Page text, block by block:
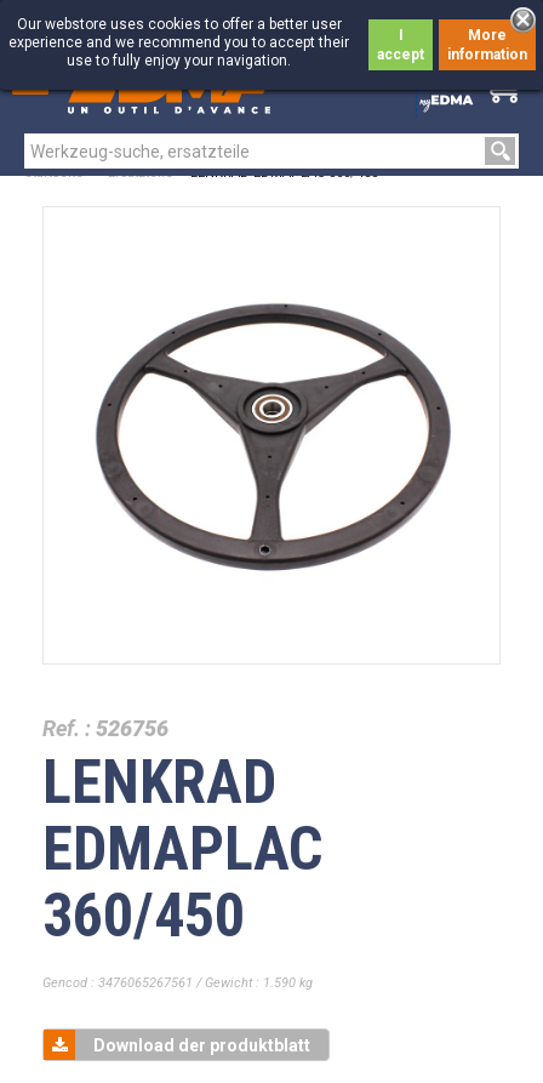
0
0
Our webstore uses cookies to offer a better user
experience and we recommend you to accept their
use to fully enjoy your navigation.
accept
More
information
Startseite > Ersatzteile > LENKRAD EDMAPLAC 360/450
Ref. :526756
LENKRAD
EDMAPLAC
360/450
Gencod : 3476065267561 / Gewicht : 1.590 kg
Download der produktblatt